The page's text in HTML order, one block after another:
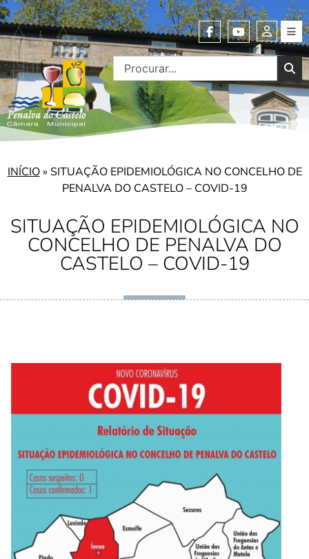
SITUAÇÃO EPIDEMIOLÓGICA NO
CONCELHO DE PENALVA DO
CASTELO – COVID-19
INÍCIO» SITUAÇÃO EPIDEMIOLÓGICA NO CONCELHO DE
PENALVA DO CASTELO – COVID-19